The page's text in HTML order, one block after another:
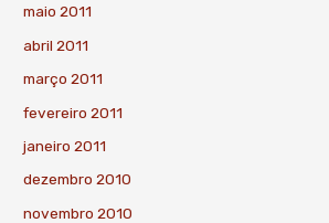
maio 2011
abril 2011
março 2011
fevereiro 2011
janeiro 2011
dezembro 2010
novembro 2010